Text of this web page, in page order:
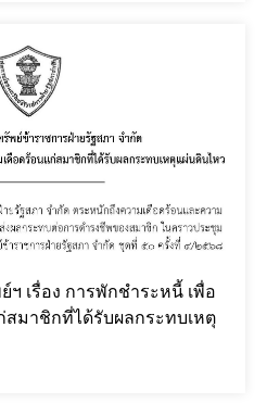
เรื่อง การพักชำระหนี้ เพื่อ
สมาชิกที่ได้รับผลกระทบเหตุ